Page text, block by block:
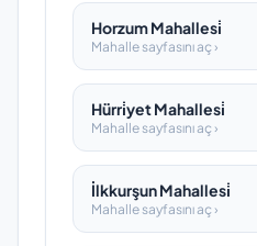
Horzum Mahallesi̇
Mahalle sayfasını aç ›
Hürri̇yet Mahallesi̇
Mahalle sayfasını aç ›
İlkkurşun Mahallesi̇
Mahalle sayfasını aç ›